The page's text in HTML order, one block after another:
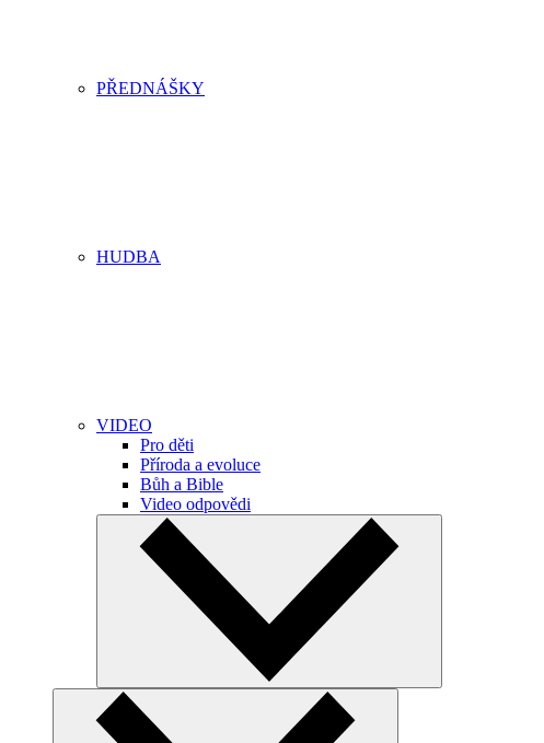
PŘEDNÁŠKY
HUDBA
VIDEO
Pro děti
Příroda a evoluce
Bůh a Bible
Video odpovědi